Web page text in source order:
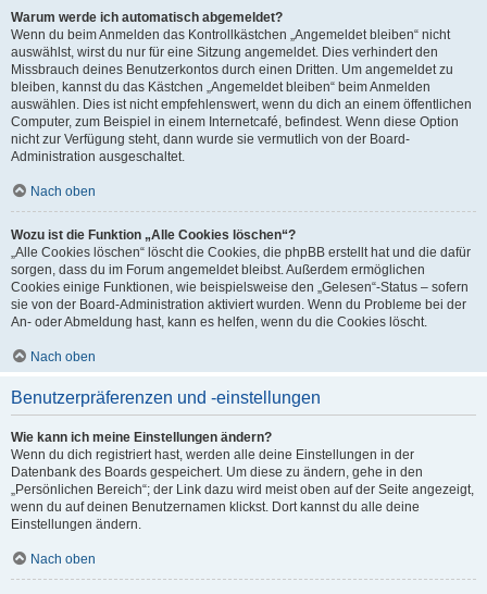
Warum werde ich automatisch abgemeldet?
Wenn du beim Anmelden das Kontrollkästchen „Angemeldet bleiben“ nicht
auswählst, wirst du nur für eine Sitzung angemeldet. Dies verhindert den
Missbrauch deines Benutzerkontos durch einen Dritten. Um angemeldet zu
bleiben, kannst du das Kästchen „Angemeldet bleiben“ beim Anmelden
auswählen. Dies ist nicht empfehlenswert, wenn du dich an einem öffentlichen
Computer, zum Beispiel in einem Internetcafé, befindest. Wenn diese Option
nicht zur Verfügung steht, dann wurde sie vermutlich von der Board-
Administration ausgeschaltet.
Nach oben
Wozu ist die Funktion „Alle Cookies löschen“?
„Alle Cookies löschen“ löscht die Cookies, die phpBB erstellt hat und die dafür
sorgen, dass du im Forum angemeldet bleibst. Außerdem ermöglichen
Cookies einige Funktionen, wie beispielsweise den „Gelesen“-Status – sofern
sie von der Board-Administration aktiviert wurden. Wenn du Probleme bei der
An- oder Abmeldung hast, kann es helfen, wenn du die Cookies löscht.
Nach oben
Benutzerpräferenzen und -einstellungen
Wie kann ich meine Einstellungen ändern?
Wenn du dich registriert hast, werden alle deine Einstellungen in der
Datenbank des Boards gespeichert. Um diese zu ändern, gehe in den
„Persönlichen Bereich“; der Link dazu wird meist oben auf der Seite angezeigt,
wenn du auf deinen Benutzernamen klickst. Dort kannst du alle deine
Einstellungen ändern.
Nach oben